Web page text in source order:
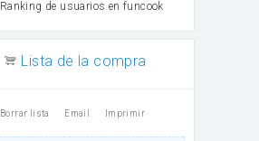
Ranking de usuarios en funcook
Lista de la compra
Borrar lista Email Imprimir